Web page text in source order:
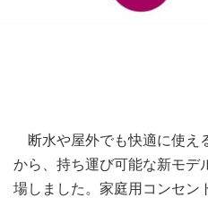
断水や屋外でも快適に使え
から、持ち運び可能な新モデ
場しました。家庭用コンセン